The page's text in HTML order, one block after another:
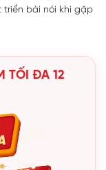
bài nói khi gặp
TỐI ĐA 12